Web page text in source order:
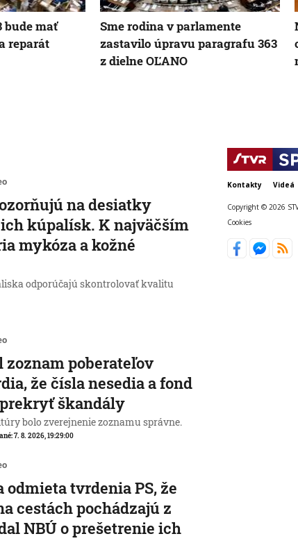
bude mať
reparát
Sme rodina v parlamente
zastavilo úpravu paragrafu 363
z dielne OĽANO
na desiatky
kúpalísk. K najväčším
mykóza a kožné
odporúčajú skontrolovať kvalitu
zoznam poberateľov
že čísla nesedia a fond
škandály
bolo zverejnenie zoznamu správne.
7. 8. 2026, 19:29:00
odmieta tvrdenia PS, že
cestách pochádzajú z
NBÚ o prešetrenie ich
Kontakty Videá
Copyright © 2026
Cookies